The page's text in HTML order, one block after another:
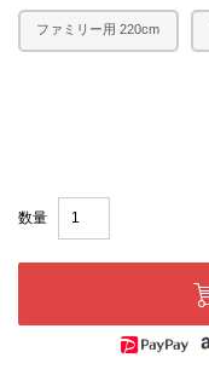
ファミリー用 220cm